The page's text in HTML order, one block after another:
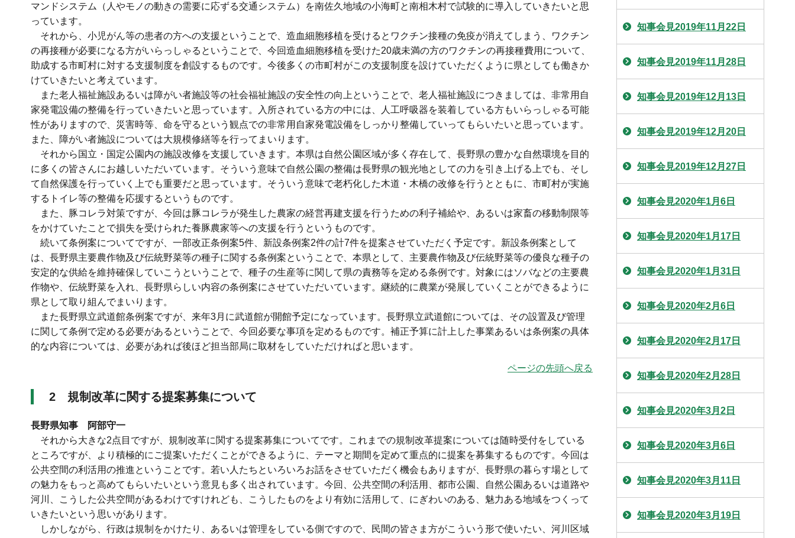
マンドシステム（人やモノの動きの需要に応ずる交通システム）を南佐久地域の小海町と南相木村で試験的に導入していきたいと思
っています。
それから、小児がん等の患者の方への支援ということで、造血細胞移植を受けるとワクチン接種の免疫が消えてしまう、ワクチン
の再接種が必要になる方がいらっしゃるということで、今回造血細胞移植を受けた20歳未満の方のワクチンの再接種費用について、
助成する市町村に対する支援制度を創設するものです。今後多くの市町村がこの支援制度を設けていただくように県としても働きか
けていきたいと考えています。
また老人福祉施設あるいは障がい者施設等の社会福祉施設の安全性の向上ということで、老人福祉施設につきましては、非常用自
家発電設備の整備を行っていきたいと思っています。入所されている方の中には、人工呼吸器を装着している方もいらっしゃる可能
性がありますので、災害時等、命を守るという観点での非常用自家発電設備をしっかり整備していってもらいたいと思っています。
また、障がい者施設については大規模修繕等を行ってまいります。
それから国立・国定公園内の施設改修を支援していきます。本県は自然公園区域が多く存在して、長野県の豊かな自然環境を目的
に多くの皆さんにお越しいただいています。そういう意味で自然公園の整備は長野県の観光地としての力を引き上げる上でも、そし
て自然保護を行っていく上でも重要だと思っています。そういう意味で老朽化した木道・木橋の改修を行うとともに、市町村が実施
するトイレ等の整備を応援するというものです。
また、豚コレラ対策ですが、今回は豚コレラが発生した農家の経営再建支援を行うための利子補給や、あるいは家畜の移動制限等
をかけていたことで損失を受けられた養豚農家等への支援を行うというものです。
続いて条例案についてですが、一部改正条例案5件、新設条例案2件の計7件を提案させていただく予定です。新設条例案として
は、長野県主要農作物及び伝統野菜等の種子に関する条例案ということで、本県として、主要農作物及び伝統野菜等の優良な種子の
安定的な供給を維持確保していこうということで、種子の生産等に関して県の責務等を定める条例です。対象にはソバなどの主要農
作物や、伝統野菜を入れ、長野県らしい内容の条例案にさせていただいています。継続的に農業が発展していくことができるように
県として取り組んでまいります。
また長野県立武道館条例案ですが、来年3月に武道館が開館予定になっています。長野県立武道館については、その設置及び管理
に関して条例で定める必要があるということで、今回必要な事項を定めるものです。補正予算に計上した事業あるいは条例案の具体
的な内容については、必要があれば後ほど担当部局に取材をしていただければと思います。
ページの先頭へ戻る
2 規制改革に関する提案募集について
長野県知事 阿部守一
それから大きな2点目ですが、規制改革に関する提案募集についてです。これまでの規制改革提案については随時受付をしている
ところですが、より積極的にご提案いただくことができるように、テーマと期間を定めて重点的に提案を募集するものです。今回は
公共空間の利活用の推進ということです。若い人たちといろいろお話をさせていただく機会もありますが、長野県の暮らす場として
の魅力をもっと高めてもらいたいという意見も多く出されています。今回、公共空間の利活用、都市公園、自然公園あるいは道路や
河川、こうした公共空間があるわけですけれども、こうしたものをより有効に活用して、にぎわいのある、魅力ある地域をつくって
いきたいという思いがあります。
しかしながら、行政は規制をかけたり、あるいは管理をしている側ですので、民間の皆さま方がこういう形で使いたい、河川区域
知事会見2019年11月22日
知事会見2019年11月28日
知事会見2019年12月13日
知事会見2019年12月20日
知事会見2019年12月27日
知事会見2020年1月6日
知事会見2020年1月17日
知事会見2020年1月31日
知事会見2020年2月6日
知事会見2020年2月17日
知事会見2020年2月28日
知事会見2020年3月2日
知事会見2020年3月6日
知事会見2020年3月11日
知事会見2020年3月19日